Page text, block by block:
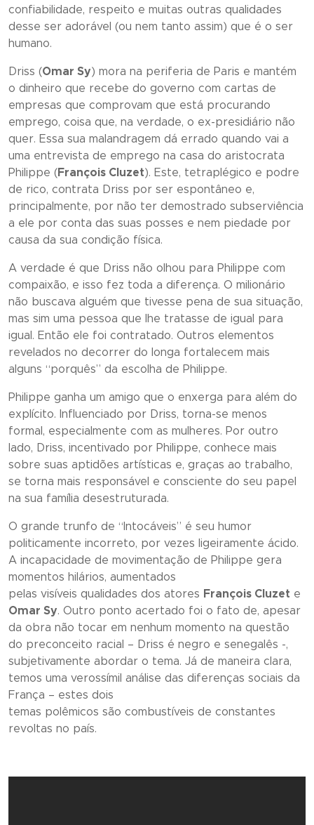
confiabilidade, respeito e muitas outras qualidades
desse ser adorável (ou nem tanto assim) que é o ser
humano.
Driss (Omar Sy) mora na periferia de Paris e mantém
o dinheiro que recebe do governo com cartas de
empresas que comprovam que está procurando
emprego, coisa que, na verdade, o ex-presidiário não
quer. Essa sua malandragem dá errado quando vai a
uma entrevista de emprego na casa do aristocrata
Philippe (François Cluzet). Este, tetraplégico e podre
de rico, contrata Driss por ser espontâneo e,
principalmente, por não ter demostrado subserviência
a ele por conta das suas posses e nem piedade por
causa da sua condição física.
A verdade é que Driss não olhou para Philippe com
compaixão, e isso fez toda a diferença. O milionário
não buscava alguém que tivesse pena de sua situação,
mas sim uma pessoa que lhe tratasse de igual para
igual. Então ele foi contratado. Outros elementos
revelados no decorrer do longa fortalecem mais
alguns “porquês” da escolha de Philippe.
Philippe ganha um amigo que o enxerga para além do
explícito. Influenciado por Driss, torna-se menos
formal, especialmente com as mulheres. Por outro
lado, Driss, incentivado por Philippe, conhece mais
sobre suas aptidões artísticas e, graças ao trabalho,
se torna mais responsável e consciente do seu papel
na sua família desestruturada.
O grande trunfo de “ Intocáveis” é seu humor
politicamente incorreto, por vezes ligeiramente ácido.
A incapacidade de movimentação de Philippe gera
momentos hilários, aumentados
pelas visíveis qualidades dos atores François Cluzet e
Omar Sy. Outro ponto acertado foi o fato de, apesar
da obra não tocar em nenhum momento na questão
do preconceito racial – Driss é negro e senegalês -,
subjetivamente abordar o tema. Já de maneira clara,
temos uma verossímil análise das diferenças sociais da
França – estes dois
temas polêmicos são combustíveis de constantes
revoltas no país.